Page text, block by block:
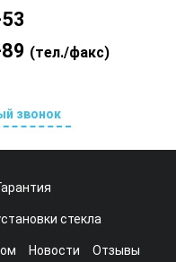
(тел./факс)
звонок
стекла
Новости Отзывы